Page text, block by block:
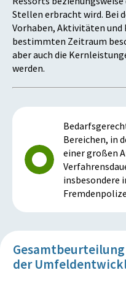
Stellen erbracht wird. Bei
Vorhaben, Aktivitäten und
bestimmten Zeitraum
aber auch die
werden.
Bereichen, in
einer großen
insbesondere
der